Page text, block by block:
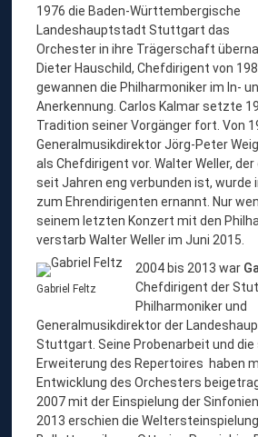
1976 die Baden-Württembergische
Landeshauptstadt Stuttgart das
Orchester in ihre Trägerschaft
Dieter Hauschild, Chefdirigent von
gewannen die Philharmoniker im In-
Anerkennung. Carlos Kalmar setzte
Tradition seiner Vorgänger fort. Von
Generalmusikdirektor Jörg-Peter
als Chefdirigent vor. Walter Weller,
seit Jahren eng verbunden ist, wurde
zum Ehrendirigenten ernannt. Nur
seinem letzten Konzert mit den
verstarb Walter Weller im Juni 2015.
Gabriel Feltz
2004 bis 2013 war
Chefdirigent der
Philharmoniker und
Generalmusikdirektor der
Stuttgart. Seine Probenarbeit und
Erweiterung des Repertoires haben
Entwicklung des Orchesters
2007 mit der Einspielung der
2013 erschien die